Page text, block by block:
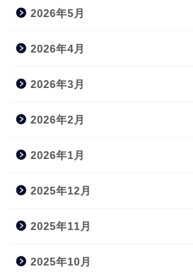
2026年5月
2026年4月
2026年3月
2026年2月
2026年1月
2025年12月
2025年11月
2025年10月